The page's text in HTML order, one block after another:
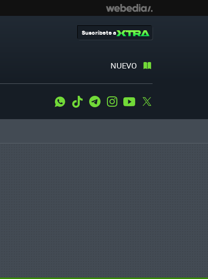
NUEVO
Suscríbete a
WhatsApp
Tiktok TelegramInstagramYoutube